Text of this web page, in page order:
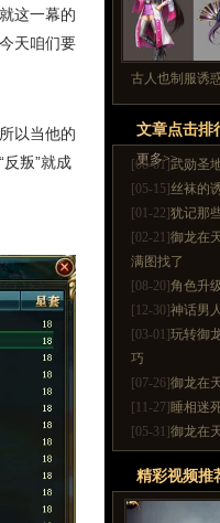
这一幕的
天咱们要
以当他的
叛”就成
古人也制服诱
文章点击排
更多>>
[08-01]武勋圣
[05-15] 丝袜的
[01-22]犹记那
[02-21]御龙在
满图找了
[08-20]角色升
[12-30]神话男
[03-01]玩转御
巧
[07-26]御龙在
[11-27] 睡相迷
[05-31]御龙在
精彩视频推
更多>>